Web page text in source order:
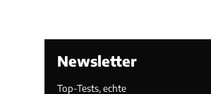
Newsletter
Top-Tests, echte